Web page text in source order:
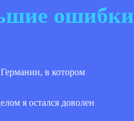
ошибки
в котором
я остался доволен